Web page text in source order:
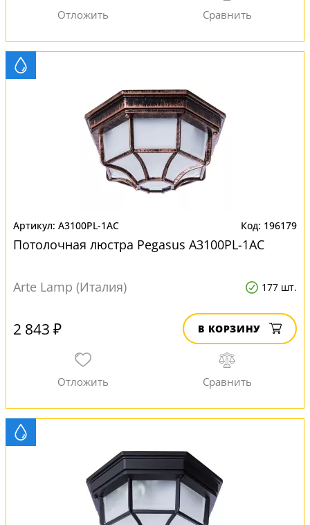
A3100PL-1AC 196179
Потолочная люстра Pegasus A3100PL-1AC
Arte Lamp (Италия) 177 шт.
2 843 ₽ В КОРЗИНУ